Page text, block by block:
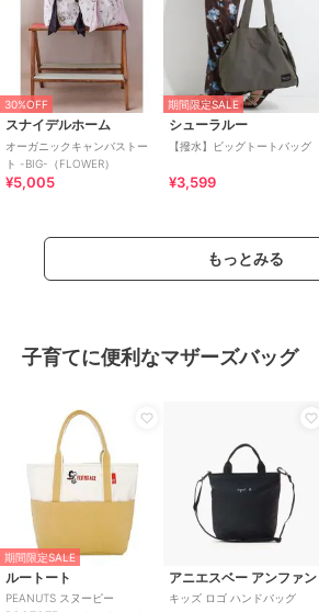
30%OFF
スナイデルホーム
オーガニックキャンバストー
ト -BIG-（FLOWER）
¥5,005
期間限定SALE
シューラルー
【撥水】ビッグトートバッグ
¥3,599
もっとみる
子育てに便利なマザーズバッグ
期間限定SALE
ルートート
PEANUTS スヌーピー
アニエスベー アンファン
キッズ ロゴ ハンドバッグ